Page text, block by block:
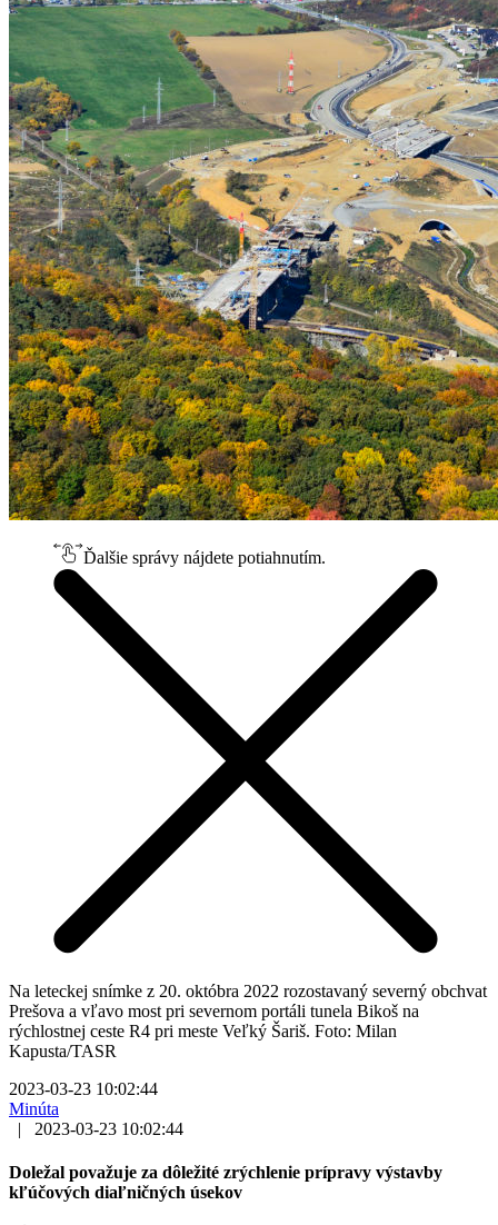
Ďalšie správy nájdete potiahnutím.
Na leteckej snímke z 20. októbra 2022 rozostavaný severný obchvat
Prešova a vľavo most pri severnom portáli tunela Bikoš na
rýchlostnej ceste R4 pri meste Veľký Šariš. Foto: Milan
Kapusta/TASR
2023-03-23 10:02:44
Minúta
|
2023-03-23 10:02:44
Doležal považuje za dôležité zrýchlenie prípravy výstavby
kľúčových diaľničných úsekov